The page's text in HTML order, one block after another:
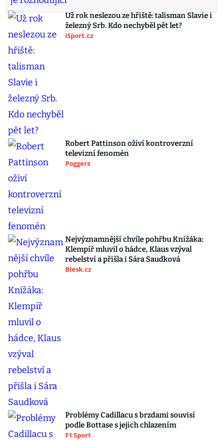
Už rok neslezou ze hřiště: talisman Slavie i
železný Srb. Kdo nechyběl pět let?
iSport.cz
Robert Pattinson oživí kontroverzní
televizní fenomén
Poggers
Nejvýznamnější chvíle pohřbu Knížáka:
Klempíř mluvil o hádce, Klaus vzýval
rebelství a přišla i Sára Saudková
Blesk.cz
Problémy Cadillacu s brzdami souvisí
podle Bottase s jejich chlazením
F1 Sport